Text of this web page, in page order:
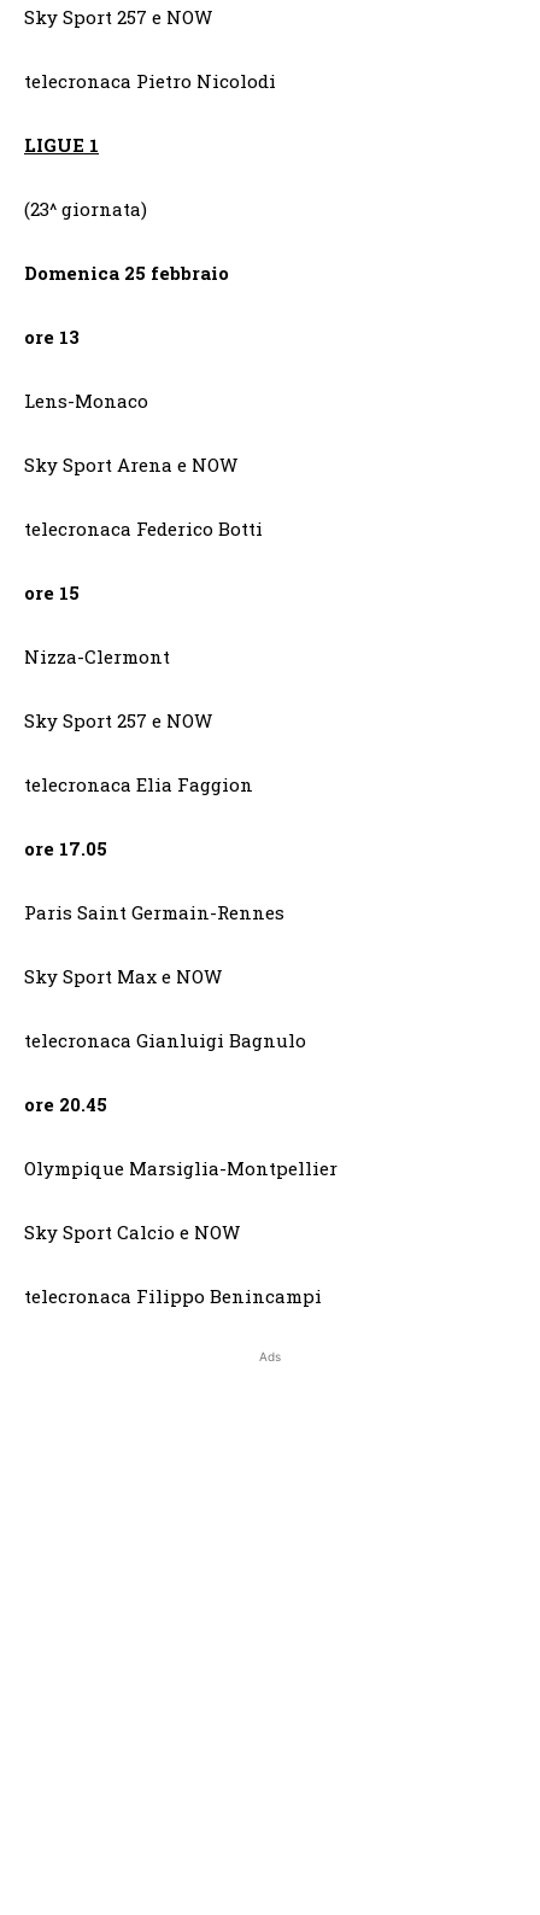
Sky Sport 257 e NOW
telecronaca Pietro Nicolodi
LIGUE 1
(23^ giornata)
Domenica 25 febbraio
ore 13
Lens-Monaco
Sky Sport Arena e NOW
telecronaca Federico Botti
ore 15
Nizza-Clermont
Sky Sport 257 e NOW
telecronaca Elia Faggion
ore 17.05
Paris Saint Germain-Rennes
Sky Sport Max e NOW
telecronaca Gianluigi Bagnulo
ore 20.45
Olympique Marsiglia-Montpellier
Sky Sport Calcio e NOW
telecronaca Filippo Benincampi
Ads